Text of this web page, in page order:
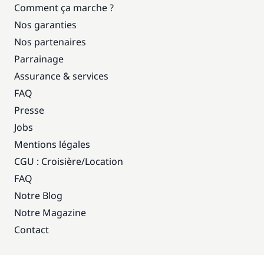
Comment ça marche ?
Nos garanties
Nos partenaires
Parrainage
Assurance & services
FAQ
Presse
Jobs
Mentions légales
CGU : Croisière/Location
FAQ
Notre Blog
Notre Magazine
Contact